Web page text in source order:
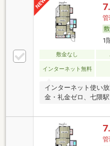
管
1
敷金なし
インターネット無料
インターネット使い
金・礼金ゼロ、七隈
管